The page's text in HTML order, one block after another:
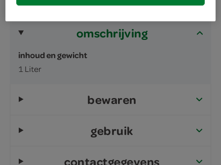
omschrijving
inhoud en gewicht
1 Liter
bewaren
gebruik
contactgegevens